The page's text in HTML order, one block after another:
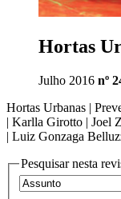
Hortas
Julho 2016 nº
Hortas Urbanas |
| Karlla Girotto | Joel
| Luiz Gonzaga
Pesquisar nesta